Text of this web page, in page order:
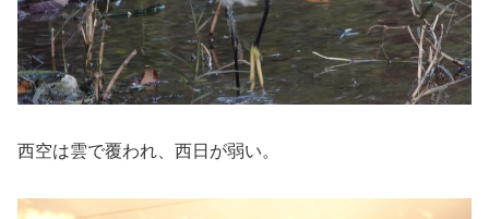
西空は雲で覆われ、西日が弱い。